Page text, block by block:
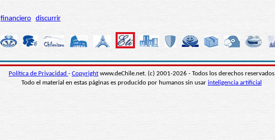
financiero discurrir
Política de Privacidad - Copyright www.deChile.net. (c) 2001-2026 - Todos los derechos reservados
Todo el material en estas páginas es producido por humanos sin usar inteligencia artificial